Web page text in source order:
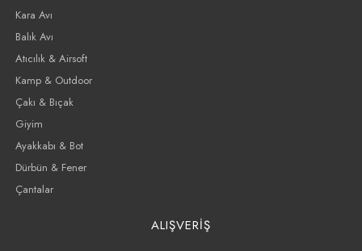
Kara Avı
Balık Avı
Atıcılık & Airsoft
Kamp & Outdoor
Çakı & Bıçak
Giyim
Ayakkabı & Bot
Dürbün & Fener
Çantalar
ALIŞVERİŞ